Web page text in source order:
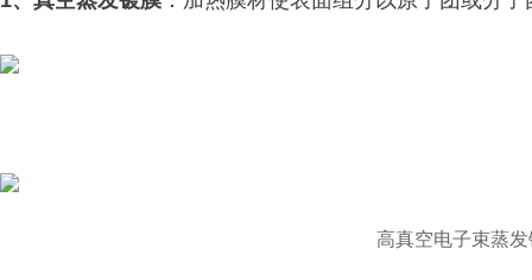
高真空电子束蒸